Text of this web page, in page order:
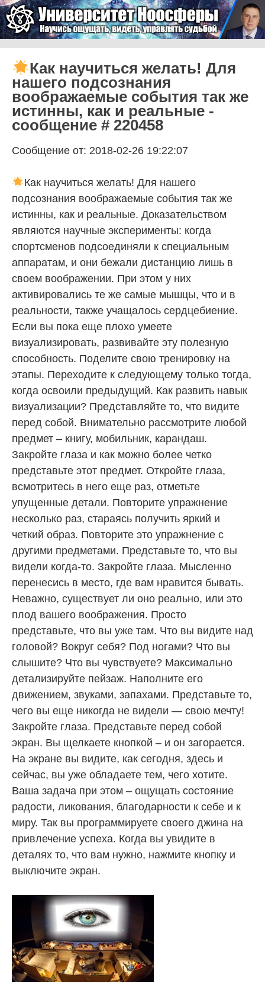
Университет Ноосферы
Как научиться желать! Для
нашего подсознания
воображаемые события так же
истинны, как и реальные -
сообщение # 220458
Сообщение от: 2018-02-26 19:22:07
Как научиться желать! Для нашего
подсознания воображаемые события так же
истинны, как и реальные. Доказательством
являются научные эксперименты: когда
спортсменов подсоединяли к специальным
аппаратам, и они бежали дистанцию лишь в
своем воображении. При этом у них
активировались те же самые мышцы, что и в
реальности, также учащалось сердцебиение.
Если вы пока еще плохо умеете
визуализировать, развивайте эту полезную
способность. Поделите свою тренировку на
этапы. Переходите к следующему только тогда,
когда освоили предыдущий. Как развить навык
визуализации? Представляйте то, что видите
перед собой. Внимательно рассмотрите любой
предмет – книгу, мобильник, карандаш.
Закройте глаза и как можно более четко
представьте этот предмет. Откройте глаза,
всмотритесь в него еще раз, отметьте
упущенные детали. Повторите упражнение
несколько раз, стараясь получить яркий и
четкий образ. Повторите это упражнение с
другими предметами. Представьте то, что вы
видели когда-то. Закройте глаза. Мысленно
перенесись в место, где вам нравится бывать.
Неважно, существует ли оно реально, или это
плод вашего воображения. Просто
представьте, что вы уже там. Что вы видите над
головой? Вокруг себя? Под ногами? Что вы
слышите? Что вы чувствуете? Максимально
детализируйте пейзаж. Наполните его
движением, звуками, запахами. Представьте то,
чего вы еще никогда не видели — свою мечту!
Закройте глаза. Представьте перед собой
экран. Вы щелкаете кнопкой – и он загорается.
На экране вы видите, как сегодня, здесь и
сейчас, вы уже обладаете тем, чего хотите.
Ваша задача при этом – ощущать состояние
радости, ликования, благодарности к себе и к
миру. Так вы программируете своего джина на
привлечение успеха. Когда вы увидите в
деталях то, что вам нужно, нажмите кнопку и
выключите экран.